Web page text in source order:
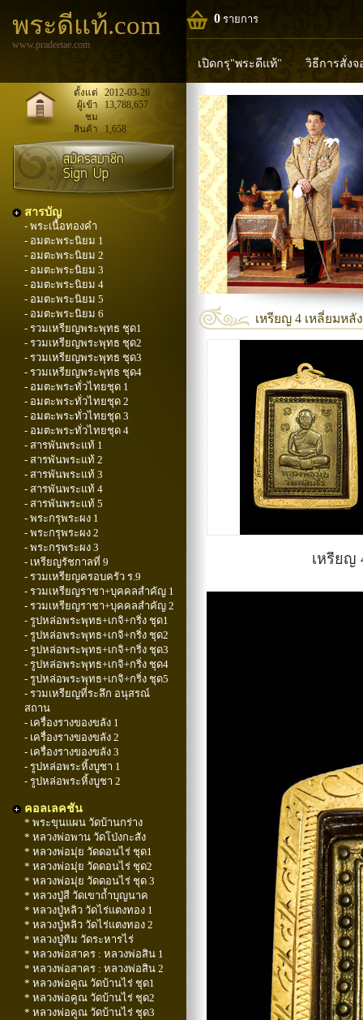
พระดีแท้.com
www.pradeetae.com
0 รายการ
เปิดกรุ"พระดีแท้" วิธีการสั่งจ
หลวงพ่อทวด หลวงปู่ทิม
พระพุทธวิริยากร
ตั้งแต่
2012-03-26
ผู้เข้า
ชม
13,788,657
สินค้า 1,658
สารบัญ
- พระเนื้อทองคำ
- อมตะพระนิยม 1
- อมตะพระนิยม 2
- อมตะพระนิยม 3
- อมตะพระนิยม 4
- อมตะพระนิยม 5
- อมตะพระนิยม 6
- รวมเหรียญพระพุทธ ชุด1
- รวมเหรียญพระพุทธ ชุด2
- รวมเหรียญพระพุทธ ชุด3
- รวมเหรียญพระพุทธ ชุด4
- อมตะพระทั่วไทยชุด 1
- อมตะพระทั่วไทยชุด 2
- อมตะพระทั่วไทยชุด 3
- อมตะพระทั่วไทยชุด 4
- สารพันพระแท้ 1
- สารพันพระแท้ 2
- สารพันพระแท้ 3
- สารพันพระแท้ 4
- สารพันพระแท้ 5
- พระกรุพระผง 1
- พระกรุพระผง 2
- พระกรุพระผง 3
- เหรียญรัชกาลที่ 9
- รวมเหรียญครอบครัว ร.9
- รวมเหรียญราชา+บุคคลสำคัญ 1
- รวมเหรียญราชา+บุคคลสำคัญ 2
- รูปหล่อพระพุทธ+เกจิ+กริ่ง ชุด1
- รูปหล่อพระพุทธ+เกจิ+กริ่ง ชุด2
- รูปหล่อพระพุทธ+เกจิ+กริ่ง ชุด3
- รูปหล่อพระพุทธ+เกจิ+กริ่ง ชุด4
- รูปหล่อพระพุทธ+เกจิ+กริ่ง ชุด5
- รวมเหรียญที่ระลึก อนุสรณ์
สถาน
- เครื่องรางของขลัง 1
- เครื่องรางของขลัง 2
- เครื่องรางของขลัง 3
- รูปหล่อพระหิ้งบูชา 1
- รูปหล่อพระหิ้งบูชา 2
คอลเลคชัน
* พระขุนแผน วัดบ้านกร่าง
* หลวงพ่อพาน วัดโป่งกะสัง
* หลวงพ่อมุ่ย วัดดอนไร่ ชุด1
* หลวงพ่อมุ่ย วัดดอนไร่ ชุด2
* หลวงพ่อมุ่ย วัดดอนไร่ ชุด 3
* หลวงปู่สี วัดเขาถ้ำบุญนาค
* หลวงปู่หลิว วัดไร่แตงทอง 1
* หลวงปู่หลิว วัดไร่แตงทอง 2
* หลวงปู่ทิม วัดระหารไร่
* หลวงพ่อสาคร : หลวงพ่อสิน 1
* หลวงพ่อสาคร : หลวงพ่อสิน 2
* หลวงพ่อคูณ วัดบ้านไร่ ชุด1
* หลวงพ่อคูณ วัดบ้านไร่ ชุด2
* หลวงพ่อคูณ วัดบ้านไร่ ชุด3
เหรียญ 4 เหลี่ยมหลั
เหรียญ